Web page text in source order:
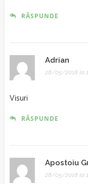
RĂSPUNDE
Adrian
28/05/2018 la
Visuri
RĂSPUNDE
Apostoiu
28/05/2018 la